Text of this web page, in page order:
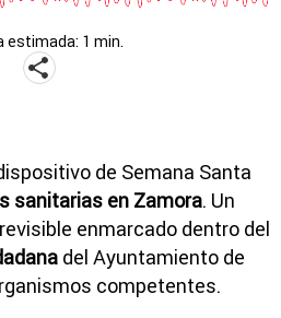
estimada: 1 min.
de Semana Santa
sanitarias en Zamora. Un
enmarcado dentro del
del Ayuntamiento de
competentes.